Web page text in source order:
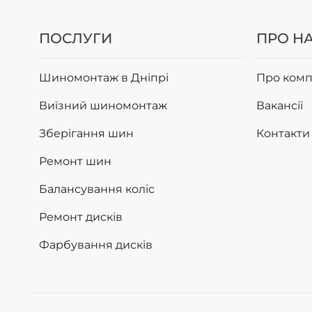
Вибір
ПОСЛУГИ
Шиномонтаж в Дніпрі
Виїзний шиномонтаж
Зберігання шин
Ремонт шин
Балансування коліс
Ремонт дисків
Фарбування дисків
ПРО
Про
Вакансії
Контакти